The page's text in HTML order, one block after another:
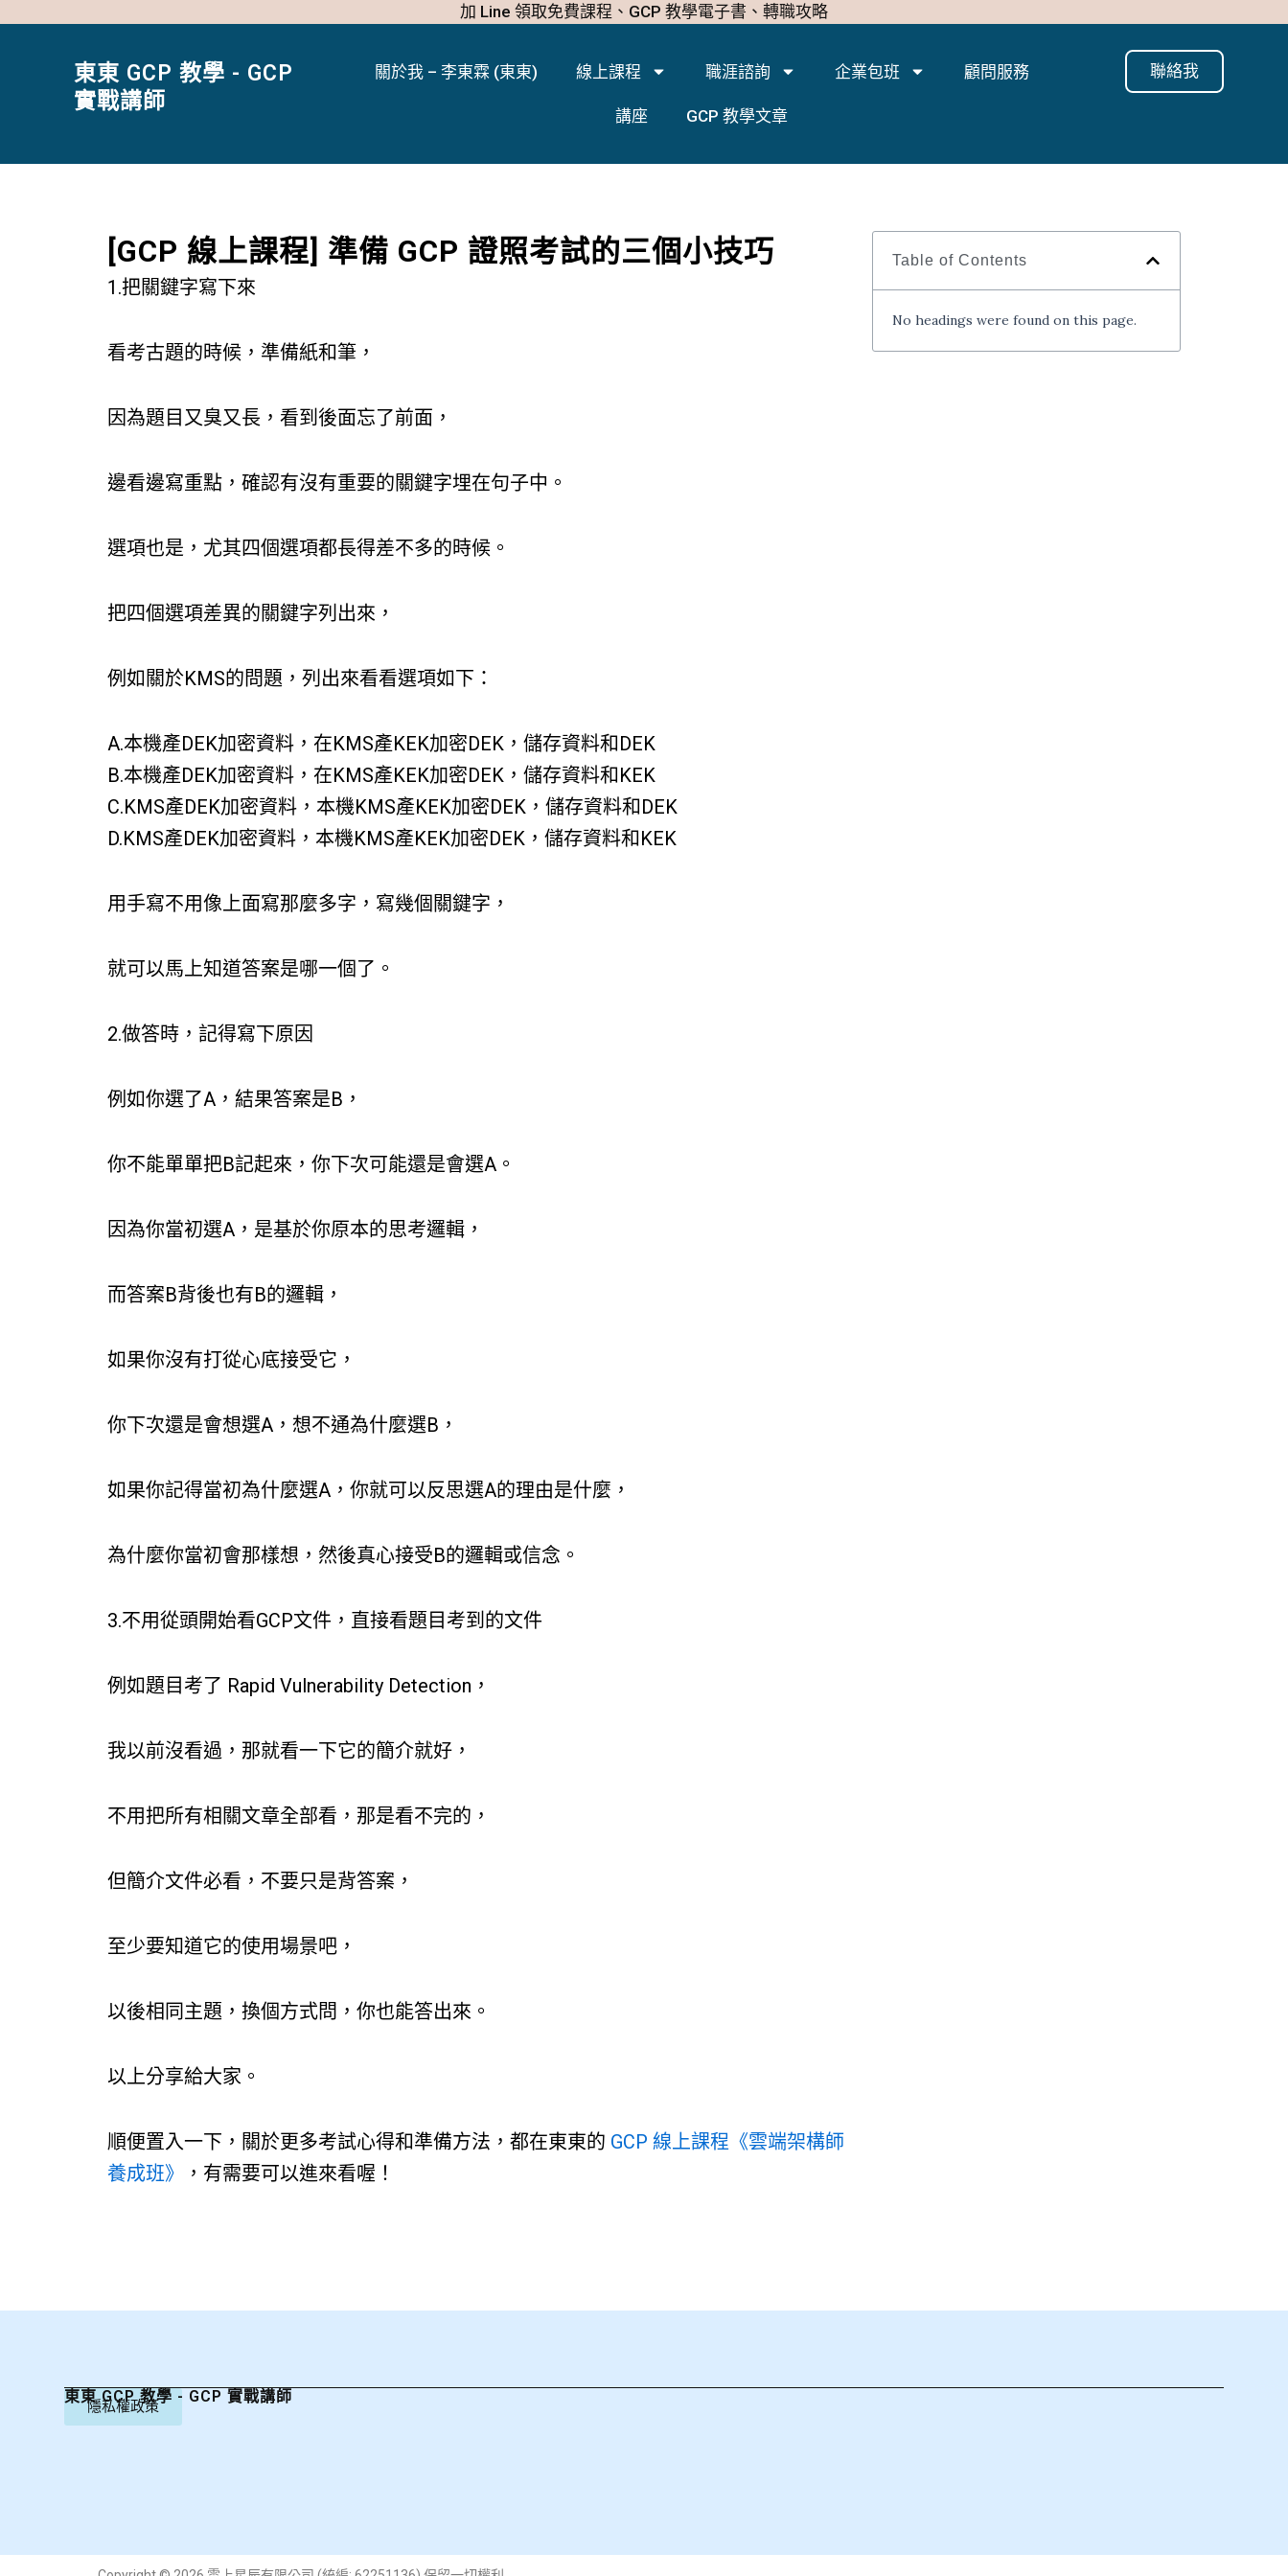
加 Line 領取免費課程、GCP 教學電子書、轉職攻略
東東 GCP 教學 - GCP
實戰講師
關於我 – 李東霖 (東東) 線上課程 職涯諮詢 企業包班 顧問服務
講座 GCP 教學文章
聯絡我
[GCP 線上課程] 準備 GCP 證照考試的三個小技巧
1.把關鍵字寫下來
看考古題的時候，準備紙和筆，
因為題目又臭又長，看到後面忘了前面，
邊看邊寫重點，確認有沒有重要的關鍵字埋在句子中。
選項也是，尤其四個選項都長得差不多的時候。
把四個選項差異的關鍵字列出來，
例如關於KMS的問題，列出來看看選項如下：
A.本機產DEK加密資料，在KMS產KEK加密DEK，儲存資料和DEK
B.本機產DEK加密資料，在KMS產KEK加密DEK，儲存資料和KEK
C.KMS產DEK加密資料，本機KMS產KEK加密DEK，儲存資料和DEK
D.KMS產DEK加密資料，本機KMS產KEK加密DEK，儲存資料和KEK
用手寫不用像上面寫那麼多字，寫幾個關鍵字，
就可以馬上知道答案是哪一個了。
2.做答時，記得寫下原因
例如你選了A，結果答案是B，
你不能單單把B記起來，你下次可能還是會選A。
因為你當初選A，是基於你原本的思考邏輯，
而答案B背後也有B的邏輯，
如果你沒有打從心底接受它，
你下次還是會想選A，想不通為什麼選B，
如果你記得當初為什麼選A，你就可以反思選A的理由是什麼，
為什麼你當初會那樣想，然後真心接受B的邏輯或信念。
3.不用從頭開始看GCP文件，直接看題目考到的文件
例如題目考了 Rapid Vulnerability Detection，
我以前沒看過，那就看一下它的簡介就好，
不用把所有相關文章全部看，那是看不完的，
但簡介文件必看，不要只是背答案，
至少要知道它的使用場景吧，
以後相同主題，換個方式問，你也能答出來。
以上分享給大家。
順便置入一下，關於更多考試心得和準備方法，都在東東的 GCP 線上課程《雲端架構師
養成班》
，有需要可以進來看喔！
Table of Contents
No headings were found on this page.
東東 GCP 教學 - GCP 實戰講師
隱私權政策